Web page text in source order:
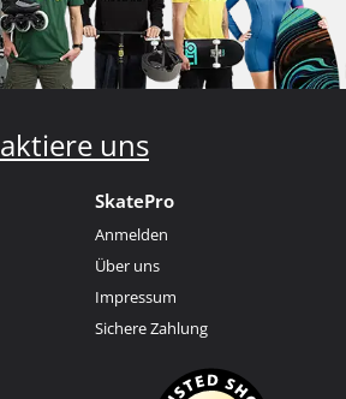
uns
SkatePro
Anmelden
Über uns
Impressum
Sichere Zahlung